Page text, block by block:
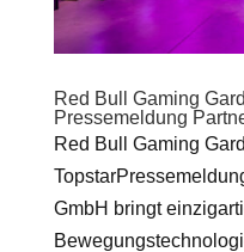
Red Bull Gaming
Pressemeldung
Red Bull Gaming
GmbH bringt